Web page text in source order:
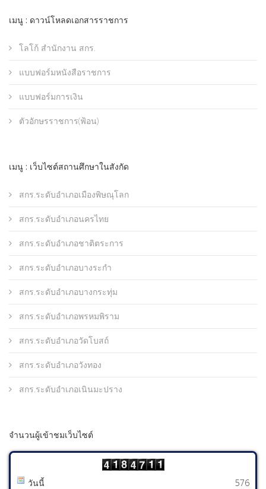
เมนู : ดาวน์โหลดเอกสารราชการ
โลโก้ สำนักงาน สกร.
แบบฟอร์มหนังสือราชการ
แบบฟอร์มการเงิน
ตัวอักษรราชการ(ฟ้อน)
เมนู : เว็บไซต์สถานศึกษาในสังกัด
สกร.ระดับอำเภอเมืองพิษณุโลก
สกร.ระดับอำเภอนครไทย
สกร.ระดับอำเภอชาติตระการ
สกร.ระดับอำเภอบางระกำ
สกร.ระดับอำเภอบางกระทุ่ม
สกร.ระดับอำเภอพรหมพิราม
สกร.ระดับอำเภอวัดโบสถ์
สกร.ระดับอำเภอวังทอง
สกร.ระดับอำเภอเนินมะปราง
จำนวนผู้เข้าชมเว็บไซต์
วันนี้
576